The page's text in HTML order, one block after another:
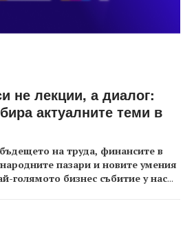
не лекции, а диалог:
актуалните теми в
на труда, финансите в
пазари и новите умения
голямото бизнес събитие у нас...